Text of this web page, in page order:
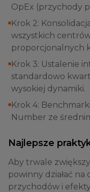
OpEx (przychody
Krok 2:
wszystkich
proporcjonalnych
Krok 3: Ustalenie
standardowo
wysokiej dynamiki.
Krok 4:
Number ze
Najlepsze
Aby trwale
powinny działać na
przychodów i